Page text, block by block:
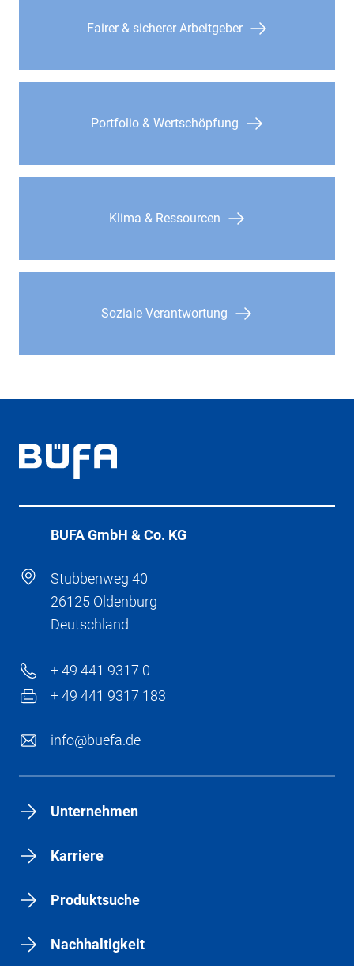
Fairer & sicherer Arbeitgeber
Portfolio & Wertschöpfung
Klima & Ressourcen
Soziale Verantwortung
BÜFA GmbH & Co. KG
Stubbenweg 40
26125 Oldenburg
Deutschland
+ 49 441 9317 0
+ 49 441 9317 183
info@buefa.de
Unternehmen
Karriere
Produktsuche
Nachhaltigkeit